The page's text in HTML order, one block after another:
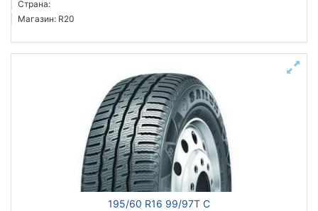
Страна:
Магазин: R20
195/60 R16 99/97T C